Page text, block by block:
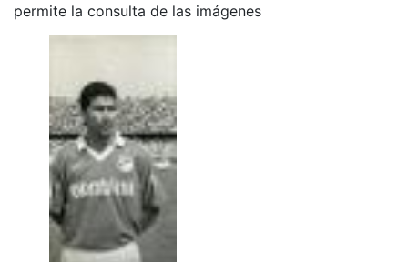
permite la consulta de las imágenes